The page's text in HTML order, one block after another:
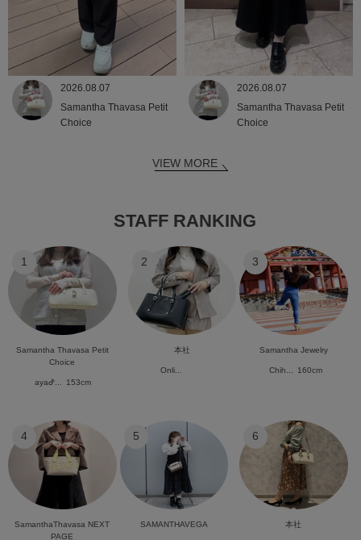
2026.08.07
Samantha Thavasa Petit
Choice
2026.08.07
Samantha Thavasa Petit
Choice
VIEW MORE
STAFF RANKING
1
Samantha Thavasa Petit
Choice
ayaᕷ... 153cm
2
本社
Onli...
3
Samantha Jewelry
Chih... 160cm
4
SamanthaThavasa NEXT
PAGE
5
SAMANTHAVEGA
6
本社